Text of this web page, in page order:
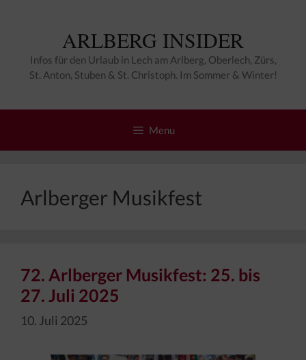
ARLBERG INSIDER
Infos für den Urlaub in Lech am Arlberg, Oberlech, Zürs,
St. Anton, Stuben & St. Christoph. Im Sommer & Winter!
Menu
Arlberger Musikfest
72. Arlberger Musikfest: 25. bis
27. Juli 2025
10. Juli 2025